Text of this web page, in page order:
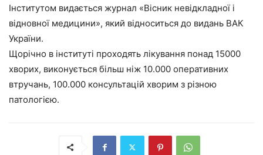
Інститутом видається журнал «Вісник невідкладної і
відновної медицини», який відноситься до видань ВАК
України.
Щорічно в інституті проходять лікування понад 15000
хворих, виконується більш ніж 10.000 оперативних
втручань, 100.000 консультацій хворим з різною
патологією.